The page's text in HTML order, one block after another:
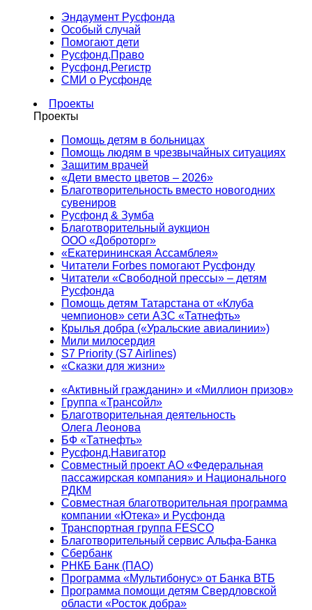
Эндаумент Русфонда
Особый случай
Помогают дети
Русфонд.Право
Русфонд.Регистр
СМИ о Русфонде
Проекты
Проекты
Помощь детям в больницах
Помощь людям в чрезвычайных ситуациях
Защитим врачей
«Дети вместо цветов – 2026»
Благотворительность вместо новогодних
сувениров
Русфонд & Зумба
Благотворительный аукцион
ООО «Доброторг»
«Екатерининская Ассамблея»
Читатели Forbes помогают Русфонду
Читатели «Свободной прессы» – детям
Русфонда
Помощь детям Татарстана от «Клуба
чемпионов» сети АЗС «Татнефть»
Крылья добра («Уральские авиалинии»)
Мили милосердия
S7 Priority (S7 Airlines)
«Сказки для жизни»
«Активный гражданин» и «Миллион призов»
Группа «Трансойл»
Благотворительная деятельность
Олега Леонова
БФ «Татнефть»
Русфонд.Навигатор
Совместный проект АО «Федеральная
пассажирская компания» и Национального
РДКМ
Совместная благотворительная программа
компании «Ютека» и Русфонда
Транспортная группа FESCO
Благотворительный сервис Альфа-Банка
Сбербанк
РНКБ Банк (ПАО)
Программа «Мультибонус» от Банка ВТБ
Программа помощи детям Свердловской
области «Росток добра»